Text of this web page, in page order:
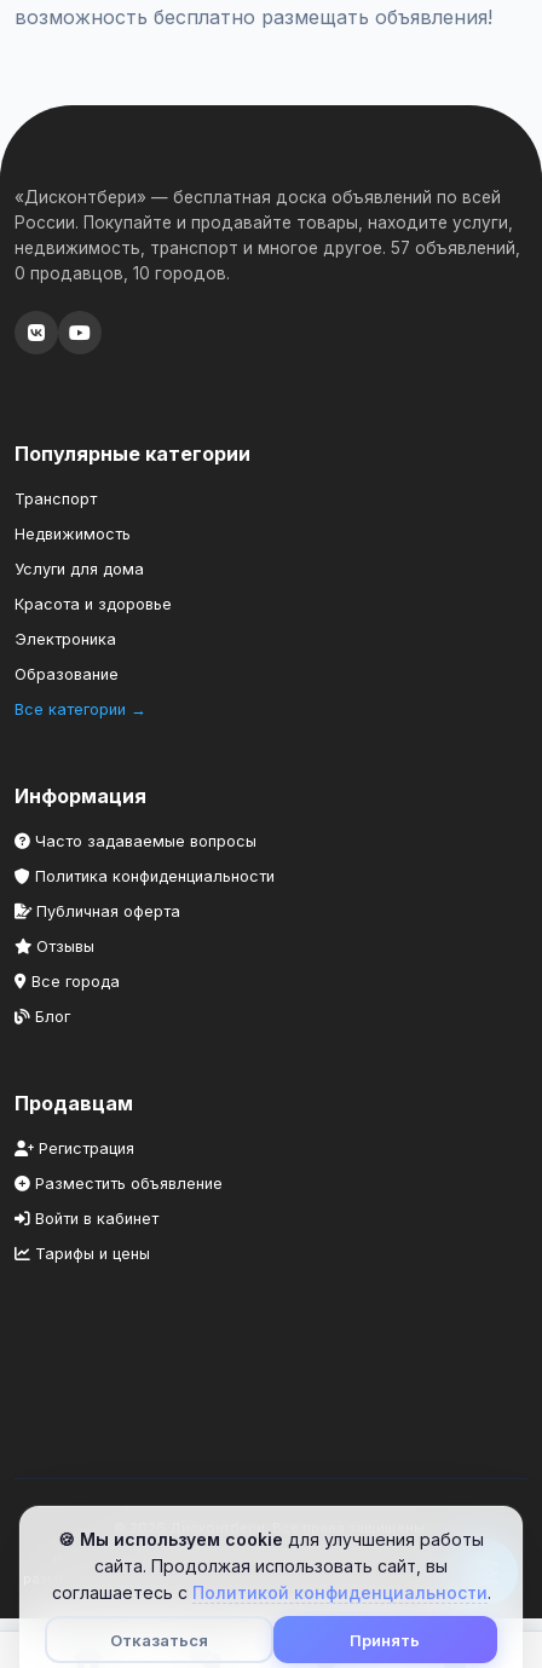
возможность бесплатно размещать объявления!
«Дисконтбери» — бесплатная доска объявлений по всей
России. Покупайте и продавайте товары, находите услуги,
недвижимость, транспорт и многое другое. 57 объявлений,
0 продавцов, 10 городов.
Популярные категории
Транспорт
Недвижимость
Услуги для дома
Красота и здоровье
Электроника
Образование
Все категории →
Информация
Часто задаваемые вопросы
Политика конфиденциальности
Публичная оферта
Отзывы
Все города
Блог
Продавцам
Регистрация
Разместить объявление
Войти в кабинет
Тарифы и цены
© 2026 Дисконтбери. Все права защищены.
Информационный портал. Сайт предоставляет площадку для
размещения объявлений. Проверяйте информацию самостоятельно.
🍪 Мы используем cookie для улучшения работы
сайта. Продолжая использовать сайт, вы
соглашаетесь с Политикой конфиденциальности.
Отказаться Принять